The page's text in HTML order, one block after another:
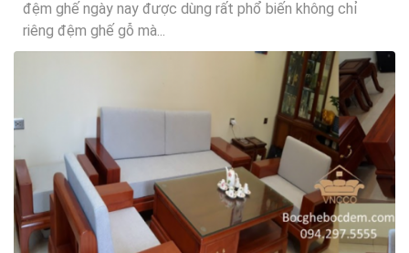
đệm ghế ngày nay được dùng rất phổ biến không chỉ
riêng đệm ghế gỗ mà...